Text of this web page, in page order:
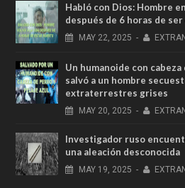
Habló con Dios: Hombre
después de 6 horas de
MAY 22, 2025 -
Un humanoide con
salvó a un hombre
extraterrestres grises
MAY 20, 2025 -
Investigador ruso
una aleación desconocida
MAY 19, 2025 -